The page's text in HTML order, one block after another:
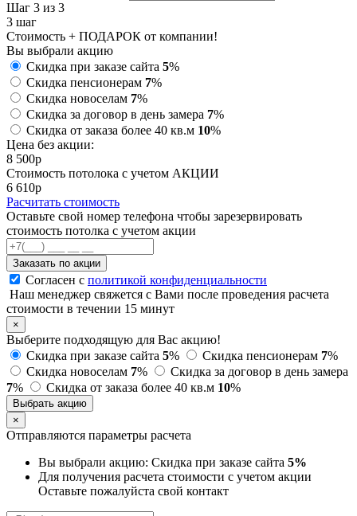
Шаг 3 из 3
3 шаг
Стоимость + ПОДАРОК от компании!
Вы выбрали акцию
Скидка при заказе сайта 5%
Скидка пенсионерам 7%
Скидка новоселам 7%
Скидка за договор в день замера 7%
Скидка от заказа более 40 кв.м 10%
Цена без акции:
8 500p
Стоимость потолока с учетом АКЦИИ
6 610p
Расчитать стоимость
Оставьте свой номер телефона чтобы зарезервировать
стоимость потолка с учетом акции
Заказать по акции
Согласен с политикой конфиденциальности
Наш менеджер свяжется с Вами после проведения расчета
стоимости в течении 15 минут
×
Выберите подходящую для Вас акцию!
Скидка при заказе сайта 5% Скидка пенсионерам 7%
Скидка новоселам 7%
Скидка за договор в день замера
7% Скидка от заказа более 40 кв.м 10%
Выбрать акцию
×
Отправляются параметры расчета
Вы выбрали акцию: Скидка при заказе сайта 5%
Для получения расчета стоимости с учетом акции
Оставьте пожалуйста свой контакт